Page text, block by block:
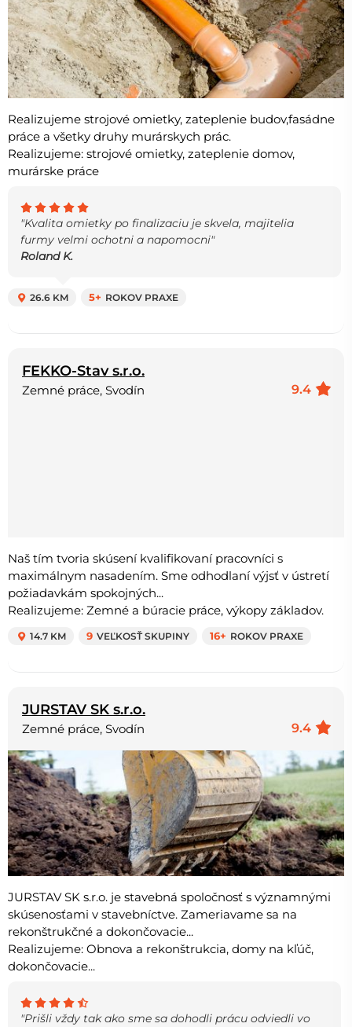
Realizujeme strojové omietky, zateplenie budov,fasádne
práce a všetky druhy murárskych prác.
Realizujeme: strojové omietky, zateplenie domov,
murárske práce
"Kvalita omietky po finalizaciu je skvela, majitelia
furmy velmi ochotni a napomocni"
Roland K.
26.6 KM 5+ ROKOV PRAXE
FEKKO-Stav s.r.o.
9.4
Zemné práce, Svodín
Naš tím tvoria skúsení kvalifikovaní pracovníci s
maximálnym nasadením. Sme odhodlaní výjsť v ústretí
požiadavkám spokojných...
Realizujeme: Zemné a búracie práce, výkopy základov.
14.7 KM 9 VEĽKOSŤ SKUPINY 16+ ROKOV PRAXE
JURSTAV SK s.r.o.
9.4
Zemné práce, Svodín
JURSTAV SK s.r.o. je stavebná spoločnosť s významnými
skúsenosťami v stavebníctve. Zameriavame sa na
rekonštrukčné a dokončovacie...
Realizujeme: Obnova a rekonštrukcia, domy na kľúč,
dokončovacie...
"Prišli vždy tak ako sme sa dohodli prácu odviedli vo